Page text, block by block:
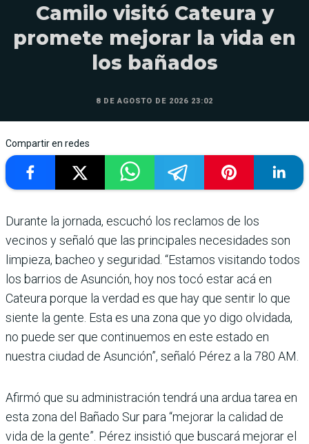
Camilo visitó Cateura y
promete mejorar la vida en
los bañados
8 DE AGOSTO DE 2026 23:02
Compartir en redes
Durante la jornada, escuchó los reclamos de los
vecinos y señaló que las principales necesidades son
limpieza, bacheo y seguridad. “Estamos visitando todos
los barrios de Asunción, hoy nos tocó estar acá en
Cateura porque la verdad es que hay que sentir lo que
siente la gente. Esta es una zona que yo digo olvidada,
no puede ser que continuemos en este estado en
nuestra ciudad de Asunción”, señaló Pérez a la 780 AM.
Afirmó que su administración tendrá una ardua tarea en
esta zona del Bañado Sur para “mejorar la calidad de
vida de la gente”. Pérez insistió que buscará mejorar el